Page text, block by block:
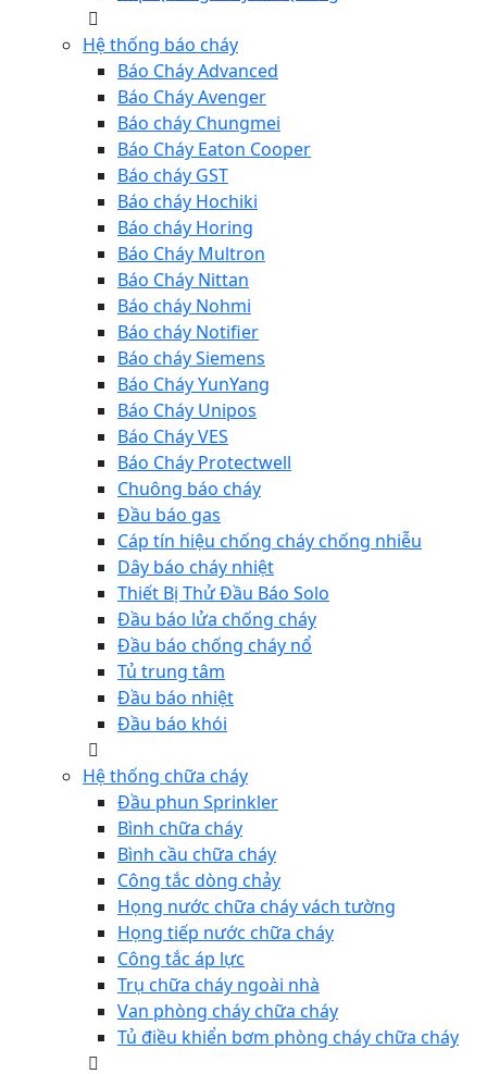
Hệ thống báo cháy
Báo Cháy Advanced
Báo Cháy Avenger
Báo cháy Chungmei
Báo Cháy Eaton Cooper
Báo cháy GST
Báo cháy Hochiki
Báo cháy Horing
Báo Cháy Multron
Báo Cháy Nittan
Báo cháy Nohmi
Báo cháy Notifier
Báo cháy Siemens
Báo Cháy YunYang
Báo Cháy Unipos
Báo Cháy VES
Báo Cháy Protectwell
Chuông báo cháy
Đầu báo gas
Cáp tín hiệu chống cháy chống nhiễu
Dây báo cháy nhiệt
Thiết Bị Thử Đầu Báo Solo
Đầu báo lửa chống cháy
Đầu báo chống cháy nổ
Tủ trung tâm
Đầu báo nhiệt
Đầu báo khói
Hệ thống chữa cháy
Đầu phun Sprinkler
Bình chữa cháy
Bình cầu chữa cháy
Công tắc dòng chảy
Họng nước chữa cháy vách tường
Họng tiếp nước chữa cháy
Công tắc áp lực
Trụ chữa cháy ngoài nhà
Van phòng cháy chữa cháy
Tủ điều khiển bơm phòng cháy chữa cháy